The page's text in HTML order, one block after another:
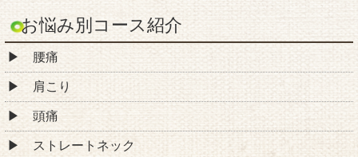
お悩み別コース紹介
腰痛
肩こり
頭痛
ストレートネック